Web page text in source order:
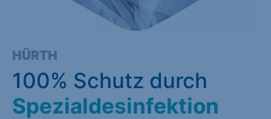
HÜRTH
100% Schutz durch
Spezialdesinfektion